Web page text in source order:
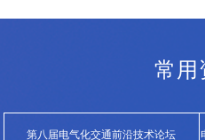
常用
第八届电气化交通前沿技术论坛